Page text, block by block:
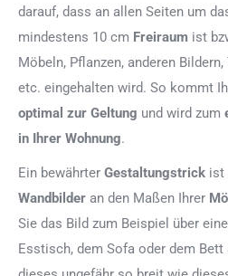
darauf, dass an allen Seiten um
mindestens 10 cm Freiraum ist
Möbeln, Pflanzen, anderen
etc. eingehalten wird. So kommt
optimal zur Geltung und wird zum
in Ihrer Wohnung.
Ein bewährter Gestaltungstrick ist
Wandbilder an den Maßen Ihrer
Sie das Bild zum Beispiel über
Esstisch, dem Sofa oder dem